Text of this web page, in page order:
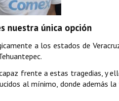
nuestra única opción
a los estados de
frente a estas tragedias, y
al mínimo, donde además